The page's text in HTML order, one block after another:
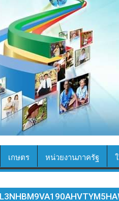
เกษตร หน่วยงานภาครัฐ